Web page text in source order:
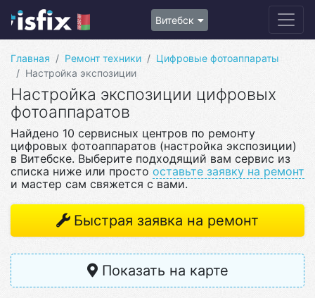
Витебск
Главная Ремонт техники
Цифровые фотоаппараты
Настройка экспозиции
Настройка экспозиции цифровых
фотоаппаратов
Найдено 10 сервисных центров по ремонту
цифровых фотоаппаратов (настройка экспозиции)
в Витебске. Выберите подходящий вам сервис из
списка ниже или просто оставьте заявку на ремонт
и мастер сам свяжется с вами.
Быстрая заявка на ремонт
Показать на карте